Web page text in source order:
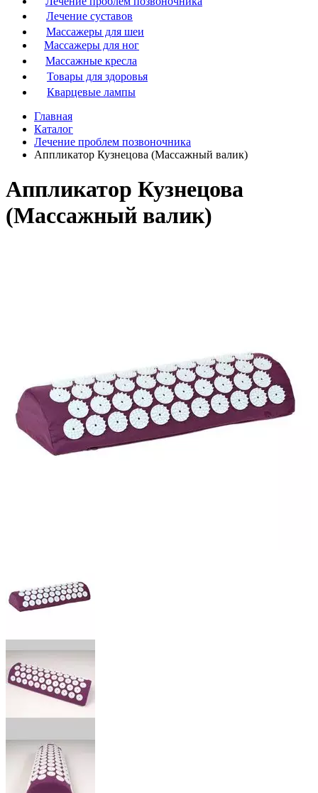
Лечение суставов
Массажеры для шеи
Массажеры для ног
Массажные кресла
Товары для здоровья
Кварцевые лампы
Главная
Каталог
Лечение проблем позвоночника
Аппликатор Кузнецова (Массажный валик)
Аппликатор Кузнецова
(Массажный валик)